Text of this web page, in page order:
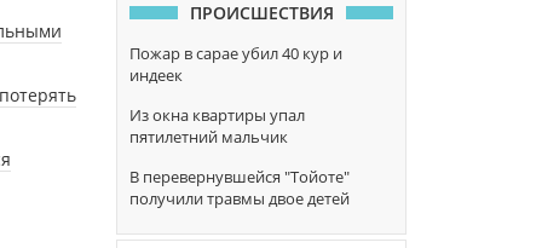
ПРОИСШЕСТВИЯ
Пожар в сарае убил 40 кур и
индеек
Из окна квартиры упал
пятилетний мальчик
В перевернувшейся "Тойоте"
получили травмы двое детей